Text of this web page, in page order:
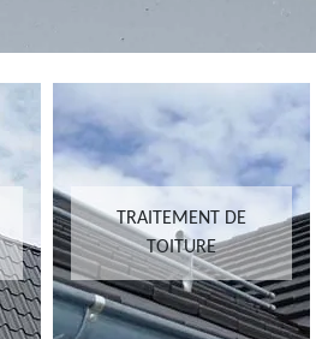
TRAITEMENT DE
TOITURE